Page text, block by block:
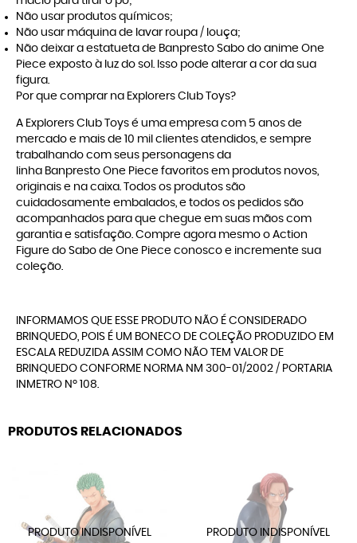
Não usar produtos químicos;
Não usar máquina de lavar roupa / louça;
Não deixar a estatueta de Banpresto Sabo do anime One
Piece exposto à luz do sol. Isso pode alterar a cor da sua
figura.
Por que comprar na Explorers Club Toys?
A Explorers Club Toys é uma empresa com 5 anos de
mercado e mais de 10 mil clientes atendidos, e sempre
trabalhando com seus personagens da
linha Banpresto One Piece favoritos em produtos novos,
originais e na caixa. Todos os produtos são
cuidadosamente embalados, e todos os pedidos são
acompanhados para que chegue em suas mãos com
garantia e satisfação. Compre agora mesmo o Action
Figure do Sabo de One Piece conosco e incremente sua
coleção.
INFORMAMOS QUE ESSE PRODUTO NÃO É CONSIDERADO
BRINQUEDO, POIS É UM BONECO DE COLEÇÃO PRODUZIDO EM
ESCALA REDUZIDA ASSIM COMO NÃO TEM VALOR DE
BRINQUEDO CONFORME NORMA NM 300-01/2002 / PORTARIA
INMETRO Nº 108.
PRODUTOS RELACIONADOS